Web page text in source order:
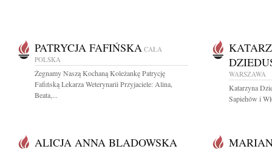
PATRYCJA FAFIŃSKA CAŁA
POLSKA
Żegnamy Naszą Kochaną Koleżankę Patrycję
Fafińską Lekarza Weterynarii Przyjaciele: Alina,
Beata,...
WARSZAWA
Katarzyna
Sapiehów i
ALICJA ANNA BLADOWSKA